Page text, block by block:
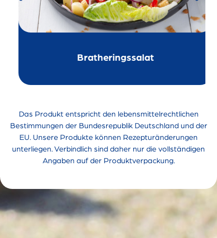
Bratheringssalat
Das Produkt entspricht den lebensmittelrechtlichen
Bestimmungen der Bundesrepublik Deutschland und der
EU. Unsere Produkte können Rezepturänderungen
unterliegen. Verbindlich sind daher nur die vollständigen
Angaben auf der Produktverpackung.